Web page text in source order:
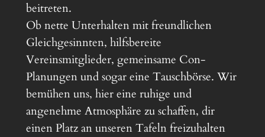
beitreten.
Ob nette Unterhalten mit freundlichen
Gleichgesinnten, hilfsbereite
Vereinsmitglieder, gemeinsame Con-
Planungen und sogar eine Tauschbörse. Wir
bemühen uns, hier eine ruhige und
angenehme Atmosphäre zu schaffen, dir
einen Platz an unseren Tafeln freizuhalten